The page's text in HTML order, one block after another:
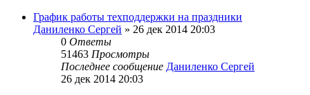
График работы техподдержки на праздники
Даниленко Сергей » 26 дек 2014 20:03
0 Ответы
51463 Просмотры
Последнее сообщение Даниленко Сергей
26 дек 2014 20:03